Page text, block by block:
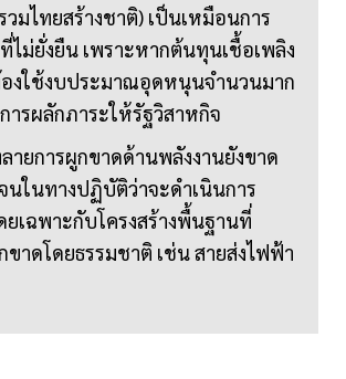
วมไทยสร้างชาติ) เป็นเหมือนการ
ไม่ยั่งยืน เพราะหากต้นทุนเชื้อเพลิง
งใช้งบประมาณอุดหนุนจำนวนมาก
ารผลักภาระให้รัฐวิสาหกิจ
ายการผูกขาดด้านพลังงานยังขาด
นในทางปฏิบัติว่าจะดำเนินการ
ยเฉพาะกับโครงสร้างพื้นฐานที่
ขาดโดยธรรมชาติ เช่น สายส่งไฟฟ้า